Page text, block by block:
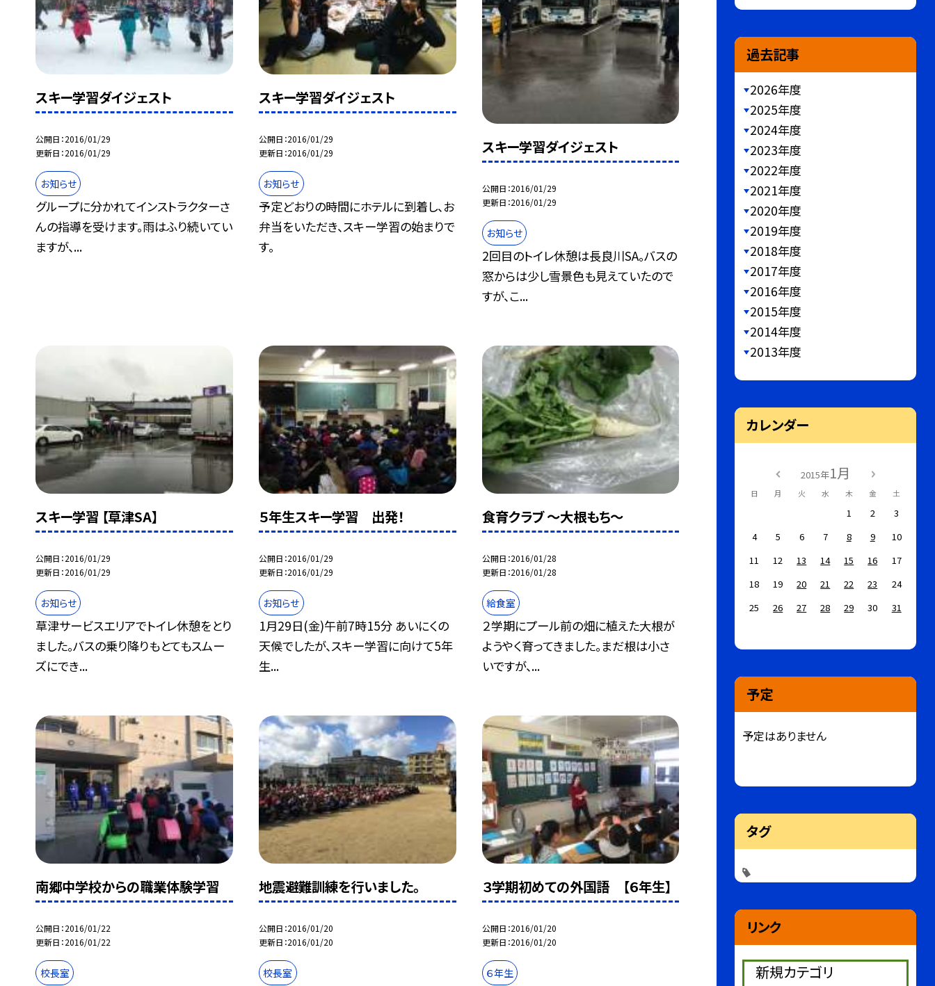
スキー学習ダイジェスト
公開日 2016/01/29
更新日 2016/01/29
お知らせ
グループに分かれてインストラクターさ
んの指導を受けます。雨はふり続いてい
ますが、...
スキー学習ダイジェスト
公開日 2016/01/29
更新日 2016/01/29
お知らせ
予定どおりの時間にホテルに到着し、お
弁当をいただき、スキー学習の始まりで
す。
スキー学習ダイジェスト
公開日 2016/01/29
更新日 2016/01/29
お知らせ
2回目のトイレ休憩は長良川SA。バスの
窓からは少し雪景色も見えていたので
すが、こ...
スキー学習 【草津SA】
公開日 2016/01/29
更新日 2016/01/29
お知らせ
草津サービスエリアでトイレ休憩をとり
ました。バスの乗り降りもとてもスムー
ズにでき...
５年生スキー学習 出発！
公開日 2016/01/29
更新日 2016/01/29
お知らせ
1月29日(金)午前7時15分 あいにくの
天候でしたが、スキー学習に向けて5年
生...
食育クラブ 〜大根もち〜
公開日 2016/01/28
更新日 2016/01/28
給食室
２学期にプール前の畑に植えた大根が
ようやく育ってきました。まだ根は小さ
いですが、...
南郷中学校からの職業体験学習
公開日 2016/01/22
更新日 2016/01/22
校長室
地震避難訓練を行いました。
公開日 2016/01/20
更新日 2016/01/20
校長室
３学期初めての外国語 【６年生】
公開日 2016/01/20
更新日 2016/01/20
６年生
過去記事
2026年度
2025年度
2024年度
2023年度
2022年度
2021年度
2020年度
2019年度
2018年度
2017年度
2016年度
2015年度
2014年度
2013年度
カレンダー
2015年1月
日 月 火 水 木 金 土
1 2
3
4
5 6 7 8 9
10
11
12 13 14 15 16
17
18
19 20 21 22 23
24
25
26 27 28 29 30 31
予定
予定はありません
タグ
リンク
新規カテゴリ